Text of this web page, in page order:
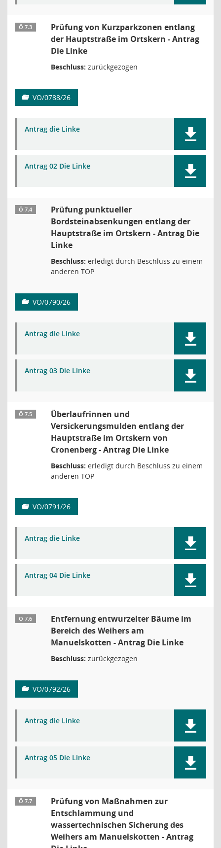
Ö 7.3
Prüfung von Kurzparkzonen entlang
der Hauptstraße im Ortskern - Antrag
Die Linke
Beschluss: zurückgezogen
VO/0788/26
Antrag die Linke
Antrag 02 Die Linke
Ö 7.4
Prüfung punktueller
Bordsteinabsenkungen entlang der
Hauptstraße im Ortskern - Antrag Die
Linke
Beschluss: erledigt durch Beschluss zu einem
anderen TOP
VO/0790/26
Antrag die Linke
Antrag 03 Die Linke
Ö 7.5
Überlaufrinnen und
Versickerungsmulden entlang der
Hauptstraße im Ortskern von
Cronenberg - Antrag Die Linke
Beschluss: erledigt durch Beschluss zu einem
anderen TOP
VO/0791/26
Antrag die Linke
Antrag 04 Die Linke
Ö 7.6
Entfernung entwurzelter Bäume im
Bereich des Weihers am
Manuelskotten - Antrag Die Linke
Beschluss: zurückgezogen
VO/0792/26
Antrag die Linke
Antrag 05 Die Linke
Ö 7.7
Prüfung von Maßnahmen zur
Entschlammung und
wassertechnischen Sicherung des
Weihers am Manuelskotten - Antrag